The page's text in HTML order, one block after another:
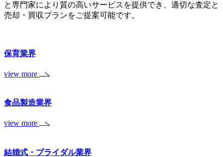
と専門家により質の高いサービスを提供でき、適切な査定と
売却・買収プランをご提案可能です。
保育業界
view more
食品製造業界
view more
結婚式・ブライダル業界